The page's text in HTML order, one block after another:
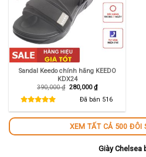
Sandal Keedo chính hãng KEEDO
KDX24
390,000₫ Giá
390,000 ₫.
280,000₫Giá
hiện
tại
là:
280,000 ₫.
Đã bán 516
XEM TẤT CẢ 500 ĐÔI
Giày Chelsea